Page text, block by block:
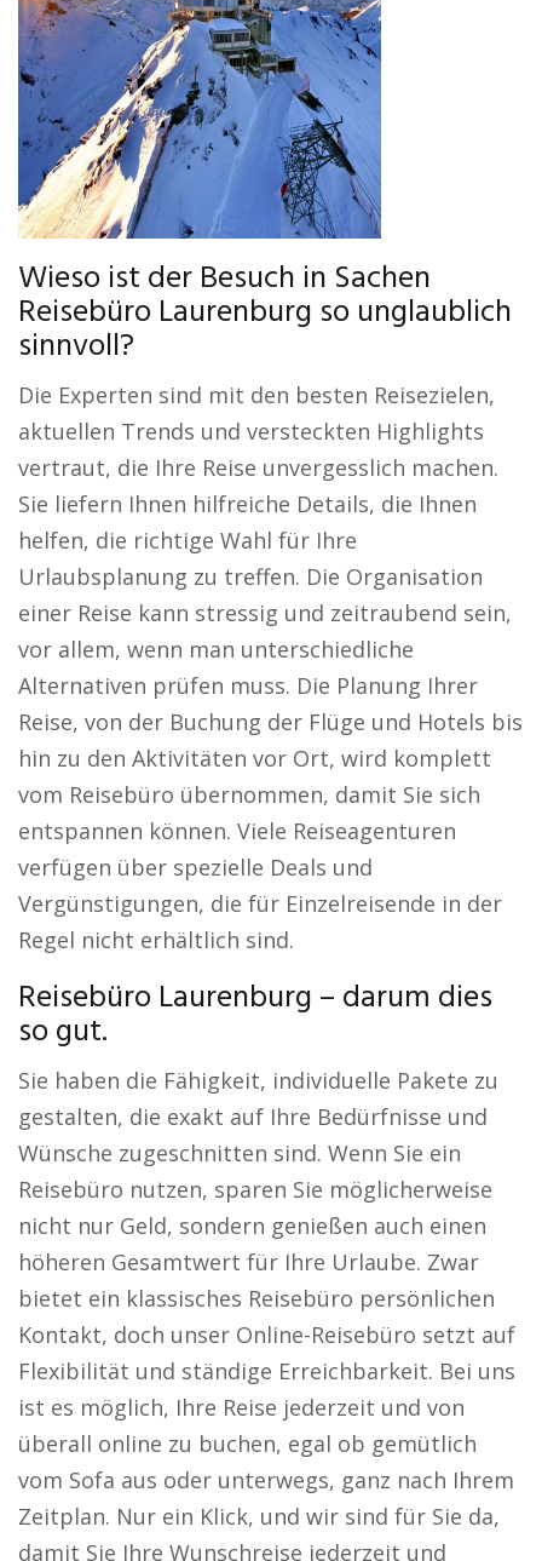
Wieso ist der Besuch in Sachen
Reisebüro Laurenburg so unglaublich
sinnvoll?
Die Experten sind mit den besten Reisezielen,
aktuellen Trends und versteckten Highlights
vertraut, die Ihre Reise unvergesslich machen.
Sie liefern Ihnen hilfreiche Details, die Ihnen
helfen, die richtige Wahl für Ihre
Urlaubsplanung zu treffen. Die Organisation
einer Reise kann stressig und zeitraubend sein,
vor allem, wenn man unterschiedliche
Alternativen prüfen muss. Die Planung Ihrer
Reise, von der Buchung der Flüge und Hotels bis
hin zu den Aktivitäten vor Ort, wird komplett
vom Reisebüro übernommen, damit Sie sich
entspannen können. Viele Reiseagenturen
verfügen über spezielle Deals und
Vergünstigungen, die für Einzelreisende in der
Regel nicht erhältlich sind.
Reisebüro Laurenburg – darum dies
so gut.
Sie haben die Fähigkeit, individuelle Pakete zu
gestalten, die exakt auf Ihre Bedürfnisse und
Wünsche zugeschnitten sind. Wenn Sie ein
Reisebüro nutzen, sparen Sie möglicherweise
nicht nur Geld, sondern genießen auch einen
höheren Gesamtwert für Ihre Urlaube. Zwar
bietet ein klassisches Reisebüro persönlichen
Kontakt, doch unser Online-Reisebüro setzt auf
Flexibilität und ständige Erreichbarkeit. Bei uns
ist es möglich, Ihre Reise jederzeit und von
überall online zu buchen, egal ob gemütlich
vom Sofa aus oder unterwegs, ganz nach Ihrem
Zeitplan. Nur ein Klick, und wir sind für Sie da,
damit Sie Ihre Wunschreise jederzeit und